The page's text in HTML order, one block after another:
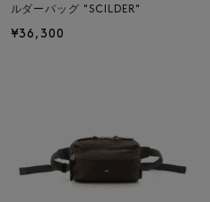
ルダーバッグ "SCILDER"
¥36,300